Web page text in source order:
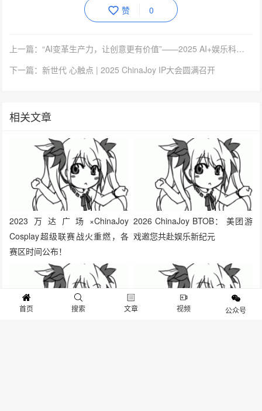
产业创新的格局与担当。相信在行业同仁的合力推动下，数字
娱乐产业必将迈向更具创新活力、全球化协同发展的未来。
扫描微信二维码，关注更多游物语游戏资讯
版权声明:本文由游物语官方网站作者： 整理发表，文章内容系作者个人观
点，不代表 游物语官方网站 对观点赞同或支持。如需转载，请注明文章来源。 我们
非常重视版权保护和尊重原创作者的劳动成果。在此声明，本平台所使用的图片均来
源于网络资源，我们无法保证每张图片的版权信息都能得到核实。如果图片的版权所
得联系。我们将在收到通知后，立即对相关图片进行审查，并在确认版权问题后，第
一时间采取相应的处理措施，包括但不限于删除图片、向版权所有者致歉等。本站连
首页 搜索 文章 视频 公众号